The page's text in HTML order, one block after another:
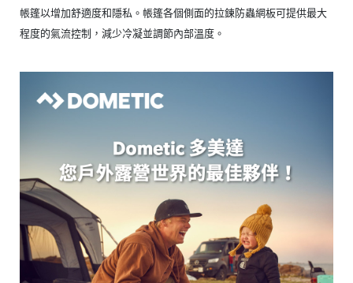
帳篷以增加舒適度和隱私。 帳篷各個側面的拉鍊防蟲網板可提供最大
程度的氣流控制，減少冷凝並調節內部溫度。